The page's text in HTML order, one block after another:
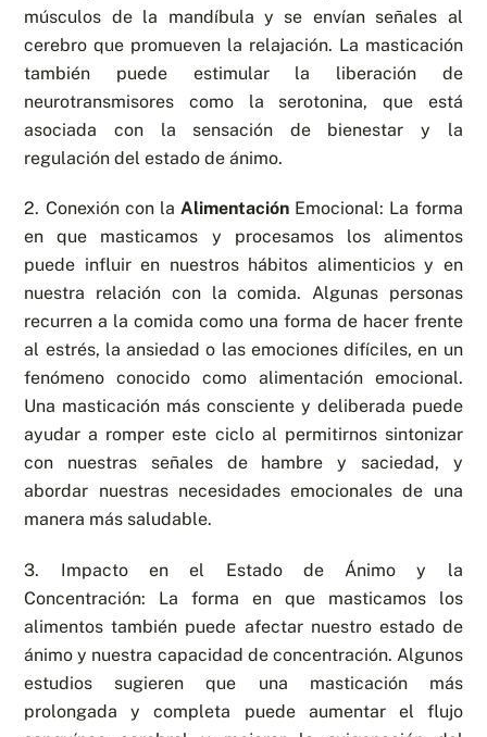
músculos de la mandíbula y se envían señales al
cerebro que promueven la relajación. La masticación
también puede estimular la liberación de
neurotransmisores como la serotonina, que está
asociada con la sensación de bienestar y la
regulación del estado de ánimo.
2. Conexión con la Alimentación Emocional: La forma
en que masticamos y procesamos los alimentos
puede influir en nuestros hábitos alimenticios y en
nuestra relación con la comida. Algunas personas
recurren a la comida como una forma de hacer frente
al estrés, la ansiedad o las emociones difíciles, en un
fenómeno conocido como alimentación emocional.
Una masticación más consciente y deliberada puede
ayudar a romper este ciclo al permitirnos sintonizar
con nuestras señales de hambre y saciedad, y
abordar nuestras necesidades emocionales de una
manera más saludable.
3. Impacto en el Estado de Ánimo y la
Concentración: La forma en que masticamos los
alimentos también puede afectar nuestro estado de
ánimo y nuestra capacidad de concentración. Algunos
estudios sugieren que una masticación más
prolongada y completa puede aumentar el flujo